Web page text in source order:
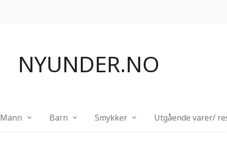
NYUNDER.NO
Mann Barn Smykker Utgående varer/